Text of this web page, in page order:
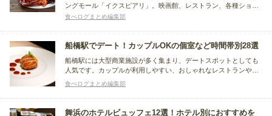
ングモール「イクスピアリ」。映画館、レストラン、各種ショッ
プが多数揃っていて、エンターテイメントとショッピングが楽し
食べログまとめ編集部
船橋駅でデート！カップルOKの個室など時間帯別28選
船橋駅には大型商業施設が多く集まり、デートスポットとしても
人気です。カップルが利用しやすい、おしゃれなレストランやカ
フェが充実しているエリアでもあります。そこで今回は、個室あ
りのお店からソファー席でくつろげるお店まで、船橋駅周辺にあ
るデートにおすすめのお店をまとめました。
食べログまとめ編集部
舞浜のホテルビュッフェ12選！ホテル別におすすめを